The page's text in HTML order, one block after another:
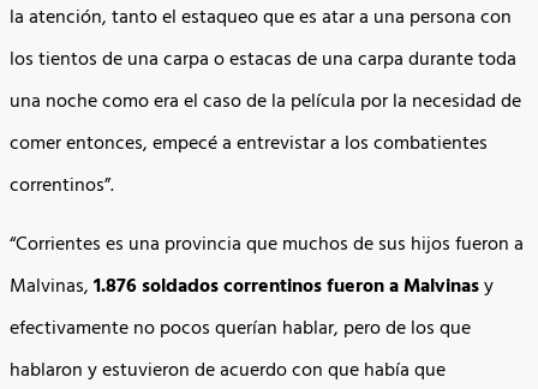
la atención, tanto el estaqueo que es atar a una persona con
los tientos de una carpa o estacas de una carpa durante toda
una noche como era el caso de la película por la necesidad de
comer entonces, empecé a entrevistar a los combatientes
correntinos”.
“Corrientes es una provincia que muchos de sus hijos fueron a
Malvinas,1.876 soldados correntinos fueron a Malvinasy
efectivamente no pocos querían hablar, pero de los que
hablaron y estuvieron de acuerdo con que había que